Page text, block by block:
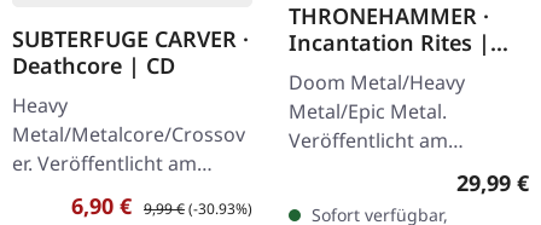
SUBTERFUGE CARVER ·
Deathcore | CD
Heavy
Metal/Metalcore/Crossov
er. Veröffentlicht am
08.02.2008, auf Supreme
Verkaufspreis:
6,90 € Regulärer Preis:
9,99 €(-30.93%)
THRONEHAMMER ·
Incantation Rites |
SPLATTER 2LP
Doom Metal/Heavy
Metal/Epic Metal.
Veröffentlicht am
21.10.2022, auf Supreme
Chaos Records. SCR-
29,99 €
Sofort verfügbar,